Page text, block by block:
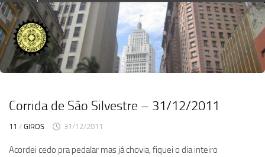
Skip
to
content
Corrida de São Silvestre – 31/12/2011
11 / GIROS 31/12/2011
Acordei cedo pra pedalar mas já chovia, fiquei o dia inteiro